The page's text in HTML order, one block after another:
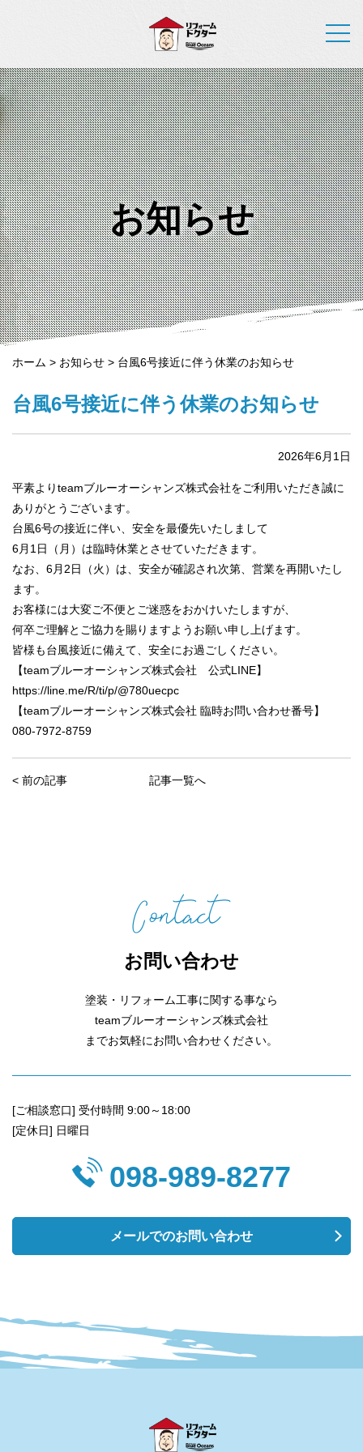
お知らせ
ホーム > お知らせ > 台風6号接近に伴う休業のお知らせ
台風6号接近に伴う休業のお知らせ
2026年6月1日
平素よりteamブルーオーシャンズ株式会社をご利用いただき誠に
ありがとうございます。
台風6号の接近に伴い、安全を最優先いたしまして
6月1日（月）は臨時休業とさせていただきます。
なお、6月2日（火）は、安全が確認され次第、営業を再開いたし
ます。
お客様には大変ご不便とご迷惑をおかけいたしますが、
何卒ご理解とご協力を賜りますようお願い申し上げます。
皆様も台風接近に備えて、安全にお過ごしください。
【teamブルーオーシャンズ株式会社 公式LINE】
https://line.me/R/ti/p/@780uecpc
【teamブルーオーシャンズ株式会社 臨時お問い合わせ番号】
080-7972-8759
< 前の記事 記事一覧へ
お問い合わせ
塗装・リフォーム工事に関する事なら
teamブルーオーシャンズ株式会社
までお気軽にお問い合わせください。
[ご相談窓口] 受付時間 9:00～18:00
[定休日] 日曜日
098-989-8277
メールでのお問い合わせ